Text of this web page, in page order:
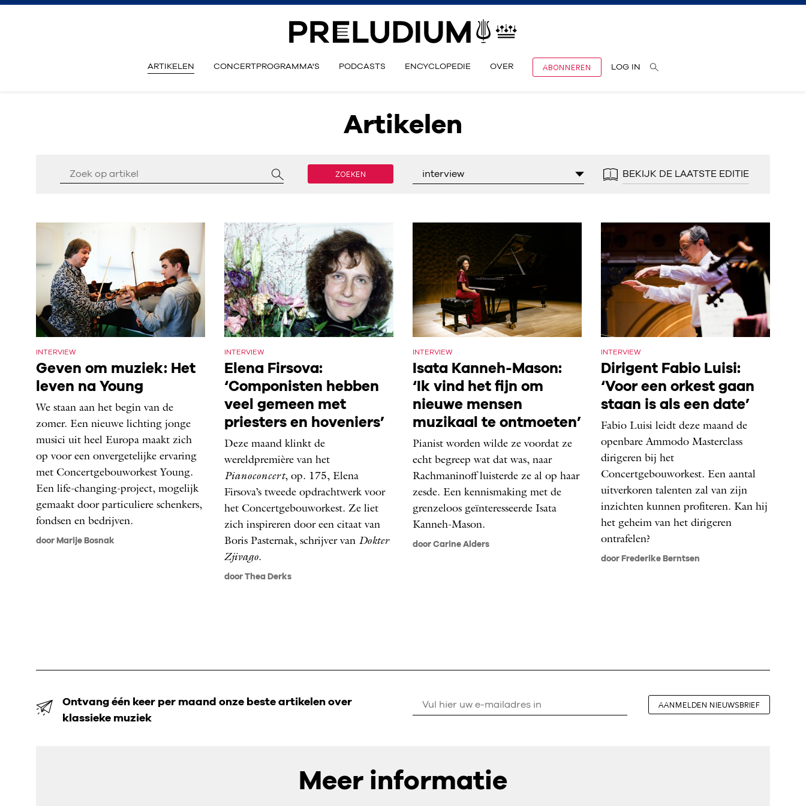
ARTIKELEN CONCERTPROGRAMMA'S PODCASTS ENCYCLOPEDIE OVER ABONNEREN LOG IN
Artikelen
ZOEKEN interview BEKIJK DE LAATSTE EDITIE
INTERVIEW
Geven om muziek: Het
leven na Young
We staan aan het begin van de
zomer. Een nieuwe lichting jonge
musici uit heel Europa maakt zich
op voor een onvergetelijke ervaring
met Concertgebouworkest Young.
Een life-changing-project, mogelijk
gemaakt door particuliere schenkers,
fondsen en bedrijven.
door Marije Bosnak
INTERVIEW
Elena Firsova:
‘Componisten hebben
veel gemeen met
priesters en hoveniers’
Deze maand klinkt de
wereldpremière van het
Pianoconcert, op. 175, Elena
Firsova’s tweede opdrachtwerk voor
het Concertgebouw­orkest. Ze liet
zich inspireren door een citaat van
Boris Pasternak, schrijver van Dokter
Zjivago.
door Thea Derks
INTERVIEW
Isata Kanneh-Mason:
‘Ik vind het fijn om
nieuwe mensen
muzikaal te ontmoeten’
Pianist worden wilde ze voordat ze
echt begreep wat dat was, naar
Rachmaninoff luisterde ze al op haar
zesde. Een kennismaking met de
grenzeloos geïnteresseerde Isata
Kanneh-Mason.
door Carine Alders
INTERVIEW
Dirigent Fabio Luisi:
‘Voor een orkest gaan
staan is als een date’
Fabio Luisi leidt deze maand de
openbare Ammodo Masterclass
dirigeren bij het
Concertgebouworkest. Een aantal
uitverkoren talenten zal van zijn
inzichten kunnen profiteren. Kan hij
het geheim van het dirigeren
ontrafelen?
door Frederike Berntsen
Ontvang één keer per maand onze beste artikelen over
klassieke muziek
AANMELDEN NIEUWSBRIEF
Meer informatie